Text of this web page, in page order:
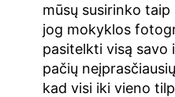
mūsų susirinko
jog mokyklos
pasitelkti visą savo
pačių
kad visi iki vieno